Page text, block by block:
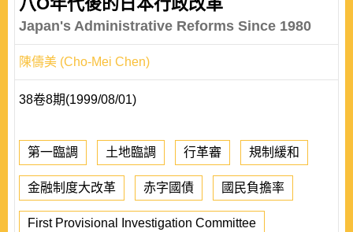
Japan's Administrative Reforms Since 1980
陳儔美 (Cho-Mei Chen)
38卷8期(1999/08/01)
第一臨調 土地臨調 行革審 規制緩和
金融制度大改革 赤字國債 國民負擔率
First Provisional Investigation Committee